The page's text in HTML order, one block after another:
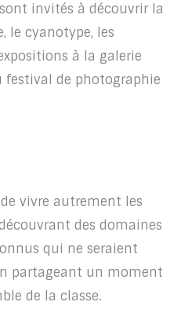
invités à découvrir la
le cyanotype, les
à la galerie
festival de photographie
vivre autrement les
des domaines
qui ne seraient
partageant un moment
de la classe.